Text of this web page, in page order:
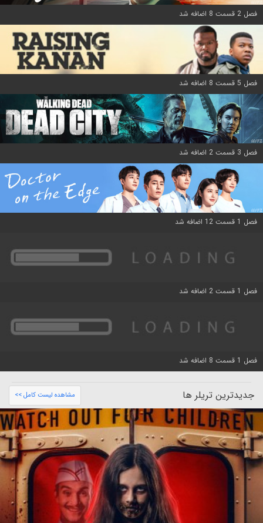
فصل 2 قسمت 8 اضافه شد
فصل 5 قسمت 8 اضافه شد
فصل 3 قسمت 2 اضافه شد
فصل 1 قسمت 12 اضافه شد
فصل 1 قسمت 2 اضافه شد
فصل 1 قسمت 8 اضافه شد
جدیدترین تریلر ها مشاهده لیست کامل >>